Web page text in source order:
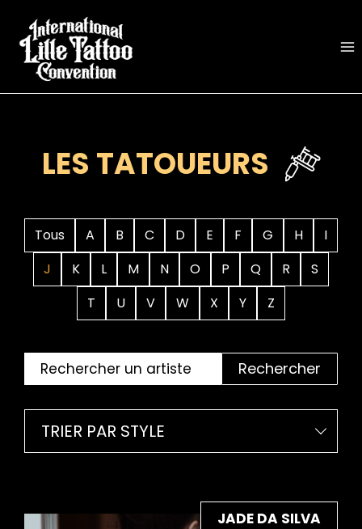
contenu
LES TATOUEURS
Tous A B C D E F G H
I
J
K L M N O P Q R
S
T
U V W X Y Z
Rechercher
TRIER PAR STYLE
JADE DA SILVA